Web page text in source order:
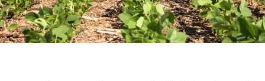
muito importante para a condição corporal da fêmea,
para entrar em um ambiente favorável na estação
reprodutiva – logo, oscilações climáticas e,